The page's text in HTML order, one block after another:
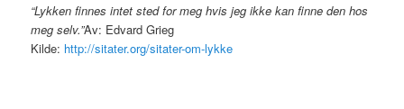
“Lykken finnes intet sted for meg hvis jeg ikke kan finne den hos
meg selv.”Av: Edvard Grieg
Kilde: http://sitater.org/sitater-om-lykke